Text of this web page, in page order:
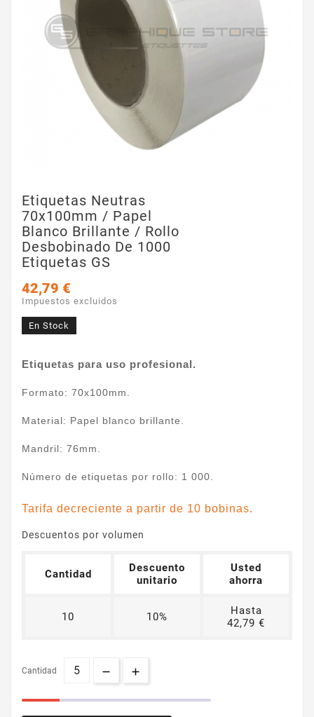
Etiquetas Neutras
70x100mm / Papel
Blanco Brillante / Rollo
Desbobinado De 1000
Etiquetas GS
42,79 €
Impuestos excluidos
En Stock
Etiquetas para uso profesional.
Formato: 70x100mm.
Material: Papel blanco brillante.
Mandril: 76mm.
Número de etiquetas por rollo: 1 000.
Tarifa decreciente a partir de 10 bobinas.
Descuentos por volumen
Cantidad
Descuento
unitario
Usted
ahorra
10 10%
Hasta
42,79 €
Cantidad